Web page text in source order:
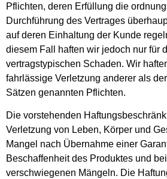
Pflichten, deren Erfüllung die
Durchführung des Vertrages
auf deren Einhaltung der Kunde
diesem Fall haften wir jedoch nur für
vertragstypischen Schaden. Wir
fahrlässige Verletzung anderer als
Sätzen genannten Pflichten.
Die vorstehenden
Verletzung von Leben, Körper und
Mangel nach Übernahme einer
Beschaffenheit des Produktes und
verschwiegenen Mängeln. Die